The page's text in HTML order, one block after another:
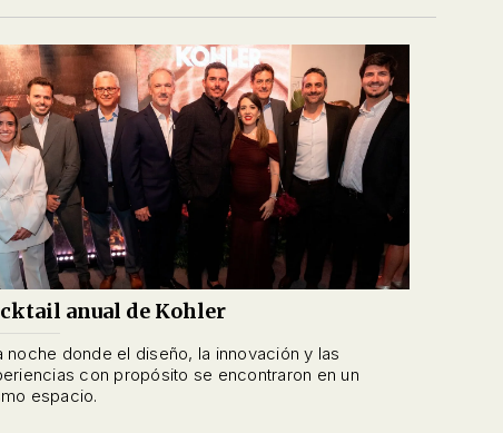
anual de Kohler
noche donde el diseño, la innovación y las
con propósito se encontraron en un
espacio.